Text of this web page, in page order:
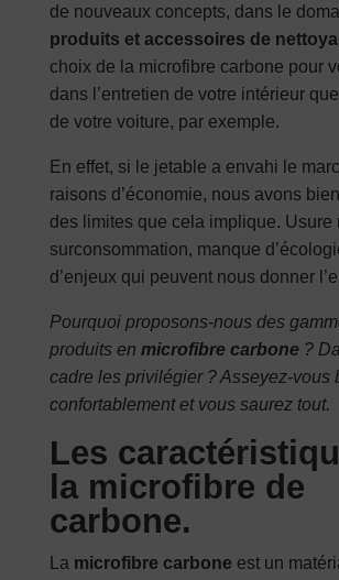
de nouveaux concepts, dans le
produits et accessoires de
choix de la microfibre carbone pour
dans l’entretien de votre intérieur
de votre voiture, par exemple.
En effet, si le jetable a envahi le
raisons d’économie, nous avons
des limites que cela implique. Usure
surconsommation, manque
d’enjeux qui peuvent nous donner
Pourquoi proposons-nous des
produits en microfibre carbone?
cadre les privilégier ? Asseyez-vous
confortablement et vous saurez tout.
Les
la microfibre de
carbone.
La microfibre carbone est un